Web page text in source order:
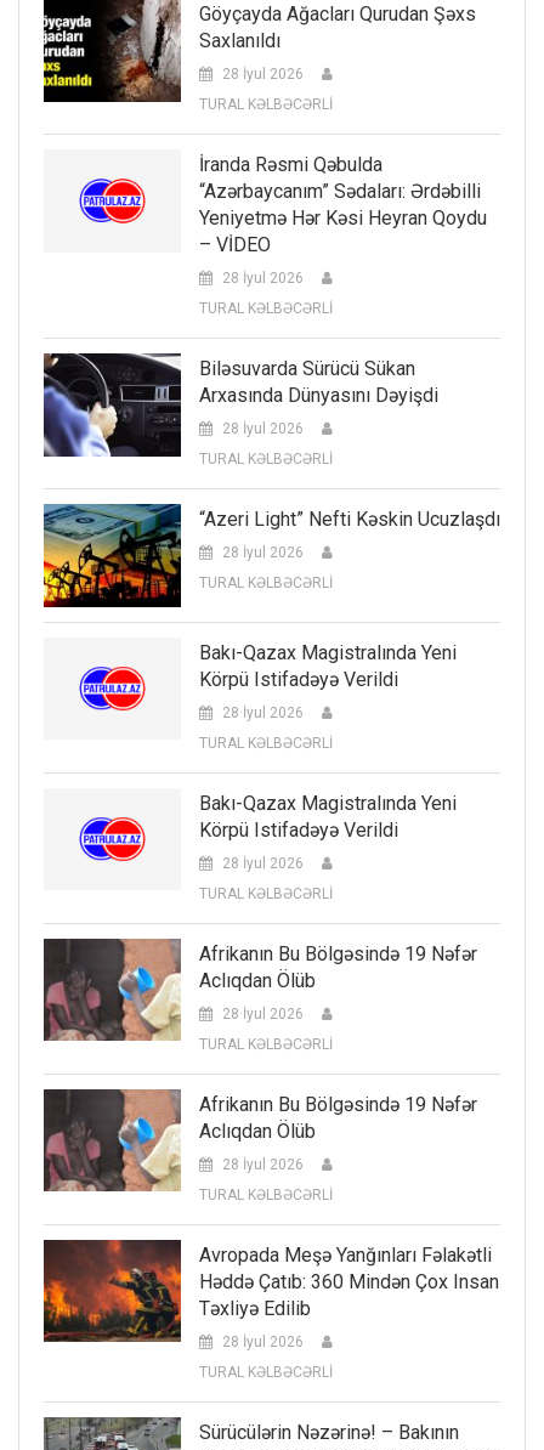
Göyçayda Ağacları Qurudan Şəxs
Saxlanıldı
28 İyul 2026
TURAL KƏLBƏCƏRLİ
İranda Rəsmi Qəbulda
“Azərbaycanım” Sədaları: Ərdəbilli
Yeniyetmə Hər Kəsi Heyran Qoydu
– VİDEO
28 İyul 2026
TURAL KƏLBƏCƏRLİ
Biləsuvarda Sürücü Sükan
Arxasında Dünyasını Dəyişdi
28 İyul 2026
TURAL KƏLBƏCƏRLİ
“Azeri Light” Nefti Kəskin Ucuzlaşdı
28 İyul 2026
TURAL KƏLBƏCƏRLİ
Bakı-Qazax Magistralında Yeni
Körpü Istifadəyə Verildi
28 İyul 2026
TURAL KƏLBƏCƏRLİ
Bakı-Qazax Magistralında Yeni
Körpü Istifadəyə Verildi
28 İyul 2026
TURAL KƏLBƏCƏRLİ
Afrikanın Bu Bölgəsində 19 Nəfər
Aclıqdan Ölüb
28 İyul 2026
TURAL KƏLBƏCƏRLİ
Afrikanın Bu Bölgəsində 19 Nəfər
Aclıqdan Ölüb
28 İyul 2026
TURAL KƏLBƏCƏRLİ
Avropada Meşə Yanğınları Fəlakətli
Həddə Çatıb: 360 Mindən Çox Insan
Təxliyə Edilib
28 İyul 2026
TURAL KƏLBƏCƏRLİ
Sürücülərin Nəzərinə! – Bakının